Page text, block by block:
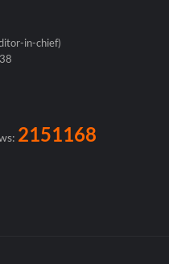
in-chief)
2151168